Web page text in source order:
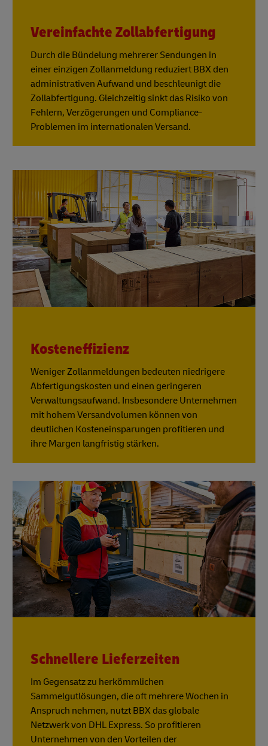
Vereinfachte Zollabfertigung
Durch die Bündelung mehrerer Sendungen in
einer einzigen Zollanmeldung reduziert BBX den
administrativen Aufwand und beschleunigt die
Zollabfertigung. Gleichzeitig sinkt das Risiko von
Fehlern, Verzögerungen und Compliance-
Problemen im internationalen Versand.
Kosteneffizienz
Weniger Zollanmeldungen bedeuten niedrigere
Abfertigungskosten und einen geringeren
Verwaltungsaufwand. Insbesondere Unternehmen
mit hohem Versandvolumen können von
deutlichen Kosteneinsparungen profitieren und
ihre Margen langfristig stärken.
Schnellere Lieferzeiten
Im Gegensatz zu herkömmlichen
Sammelgutlösungen, die oft mehrere Wochen in
Anspruch nehmen, nutzt BBX das globale
Netzwerk von DHL Express. So profitieren
Unternehmen von den Vorteilen der